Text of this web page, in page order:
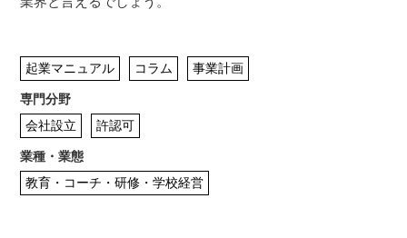
起業マニュアル コラム 事業計画
専門分野
会社設立
許認可
業種・業態
教育・コーチ・研修・学校経営